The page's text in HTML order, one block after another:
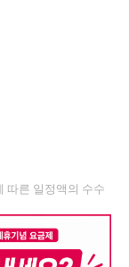
따른 일정액의 수수